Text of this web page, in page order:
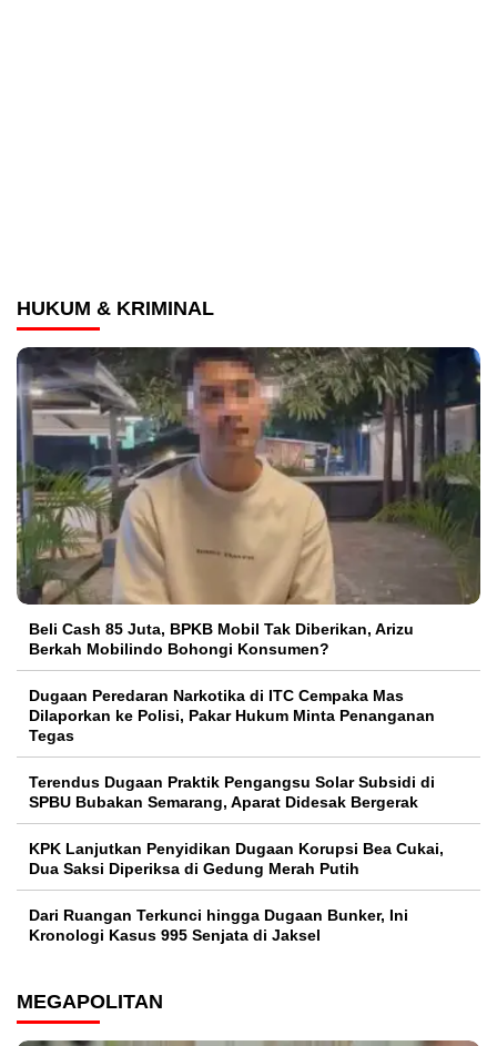
HUKUM & KRIMINAL
‎Beli Cash 85 Juta, BPKB Mobil Tak Diberikan, Arizu
Berkah Mobilindo Bohongi Konsumen?
Dugaan Peredaran Narkotika di ITC Cempaka Mas
Dilaporkan ke Polisi, Pakar Hukum Minta Penanganan
Tegas
Terendus Dugaan Praktik Pengangsu Solar Subsidi di
SPBU Bubakan Semarang, Aparat Didesak Bergerak
KPK Lanjutkan Penyidikan Dugaan Korupsi Bea Cukai,
Dua Saksi Diperiksa di Gedung Merah Putih
Dari Ruangan Terkunci hingga Dugaan Bunker, Ini
Kronologi Kasus 995 Senjata di Jaksel
MEGAPOLITAN